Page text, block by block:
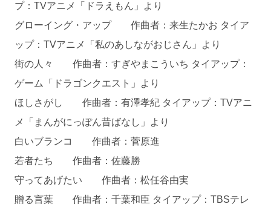
プ：TVアニメ「ドラえもん」より
グローイング・アップ 作曲者：来生たかお タイア
ップ：TVアニメ「私のあしながおじさん」より
街の人々 作曲者：すぎやまこういち タイアップ：
ゲーム「ドラゴンクエスト」より
ほしさがし 作曲者：有澤孝紀 タイアップ：TVアニ
メ「まんがにっぽん昔ばなし」より
白いブランコ 作曲者：菅原進
若者たち 作曲者：佐藤勝
守ってあげたい 作曲者：松任谷由実
贈る言葉 作曲者：千葉和臣 タイアップ：TBSテレ